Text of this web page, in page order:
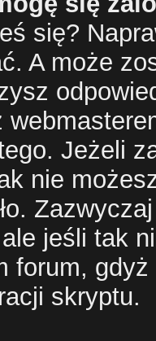
się?
A może
Jeżeli
nie
jeśli tak
forum,
skryptu.